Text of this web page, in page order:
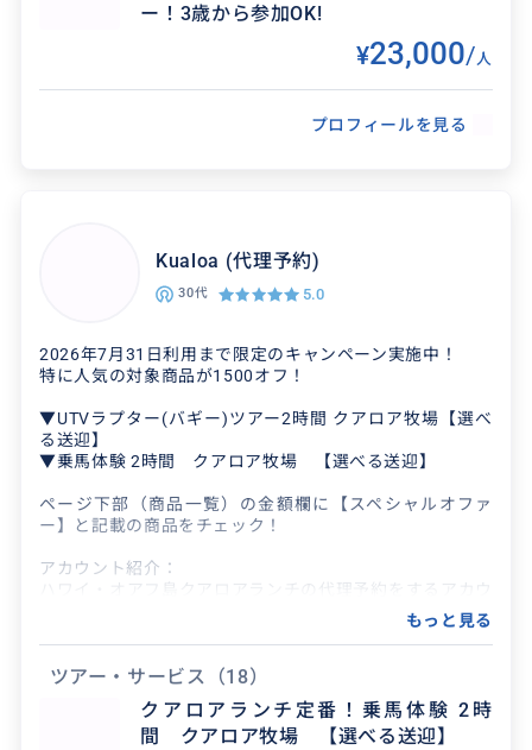
得意なジャンル / 分野
ダイビング、シュノーケリング、サーフィン、S
イフガード歴20年以上ですので、安全にハワイ
の海を楽...
クチコミ
できました。
2026/4/4
8歳の娘から70代の祖父母まで体力も泳力も差が
ある3世代のシュノーケル。調べるとハナウマ湾
のシュノーケルは朝がいいとあったので、早朝出
ー！3歳から参加OK!
¥23,000/人
プロフィールを見る
Kualoa (代理予約)
30代 5.0
2026年7月31日利用まで限定のキャンペーン実施中！
特に人気の対象商品が1500オフ！
▼UTVラプター(バギー)ツアー2時間 クアロア牧場【選べ
る送迎】
▼乗馬体験 2時間 クアロア牧場 【選べる送迎】
ページ下部（商品一覧）の金額欄に【スペシャルオファ
ー】と記載の商品をチェック！
アカウント紹介：
ハワイ・オアフ島クアロアランチの代理予約をするアカウ
には王族しか立ち入ることが許されなかった聖なる土地。
そしてここには数々の神話が語り継がれています。
ワイキキの喧騒を離れ、クアロア・ランチの大自然から湧
もっと見る
ツアー・サービス （18）
クアロアランチ定番！乗馬体験 2時
間 クアロア牧場 【選べる送迎】